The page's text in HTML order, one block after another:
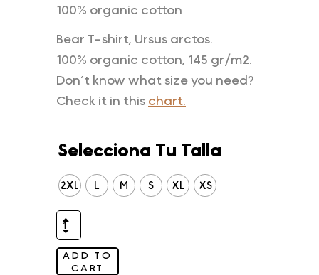
100% organic cotton
Bear T-shirt, Ursus arctos.
100% organic cotton, 145 gr/m2.
Don’t know what size you need?
Check it in this chart.
Selecciona Tu Talla
2XL L M S XL XS
ADD TO
CART